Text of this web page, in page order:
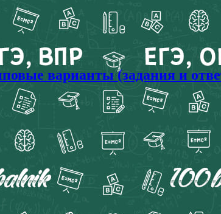
варианты (задания и